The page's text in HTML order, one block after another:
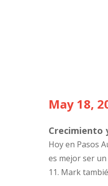
May 18,
Crecimiento
Hoy en Pasos
es mejor ser
11. Mark